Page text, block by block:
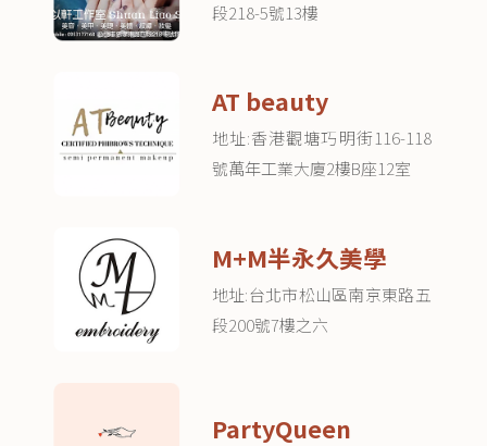
段218-5號13樓
AT beauty
地址:香港觀塘巧明街116-118
號萬年工業大廈2樓B座12室
M+M半永久美學
地址:台北市松山區南京東路五
段200號7樓之六
PartyQueen